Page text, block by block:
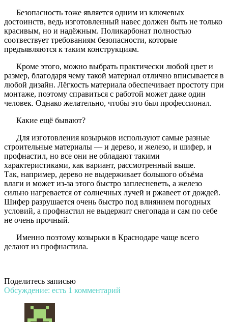
Безопасность тоже является одним из ключевых
достоинств, ведь изготовленный навес должен быть не только
красивым, но и надёжным. Поликарбонат полностью
соотвествует требованиям безопасности, которые
предъявляются к таким конструкциям.
Кроме этого, можно выбрать практически любой цвет и
размер, благодаря чему такой материал отлично вписывается в
любой дизайн. Лёгкость материала обеспечивает простоту при
монтаже, поэтому справиться с работой может даже один
человек. Однако желательно, чтобы это был профессионал.
Какие ещё бывают?
Для изготовления козырьков используют самые разные
строительные материалы — и дерево, и железо, и шифер, и
профнастил, но все они не обладают такими
характеристиками, как вариант, рассмотренный выше.
Так, например, дерево не выдерживает большого объёма
влаги и может из-за этого быстро заплесневеть, а железо
сильно нагревается от солнечных лучей и ржавеет от дождей.
Шифер разрушается очень быстро под влиянием погодных
условий, а профнастил не выдержит снегопада и сам по себе
не очень прочный.
Именно поэтому козырьки в Краснодаре чаще всего
делают из профнастила.
Поделитесь записью
Обсуждение: есть 1 комментарий